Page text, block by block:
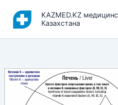
содержимому
KAZMED.KZ
Казахстана